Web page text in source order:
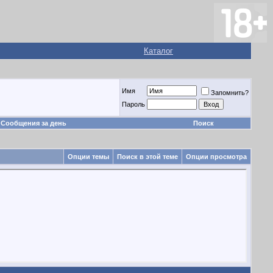
Каталог
Имя
Запомнить?
Пароль
Сообщения за день Поиск
Опции темы Поиск в этой теме Опции просмотра